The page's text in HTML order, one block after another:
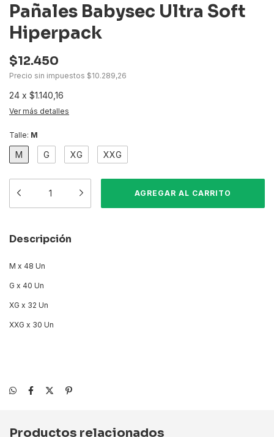
Pañales Babysec Ultra Soft
Hiperpack
$12.450
Precio sin impuestos $10.289,26
24 x $1.140,16
Ver más detalles
Talle: M
M G XG XXG
Descripción
M x 48 Un
G x 40 Un
XG x 32 Un
XXG x 30 Un
Productos relacionados